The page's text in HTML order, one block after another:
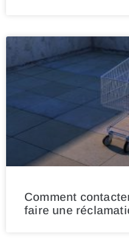
Comment
faire une